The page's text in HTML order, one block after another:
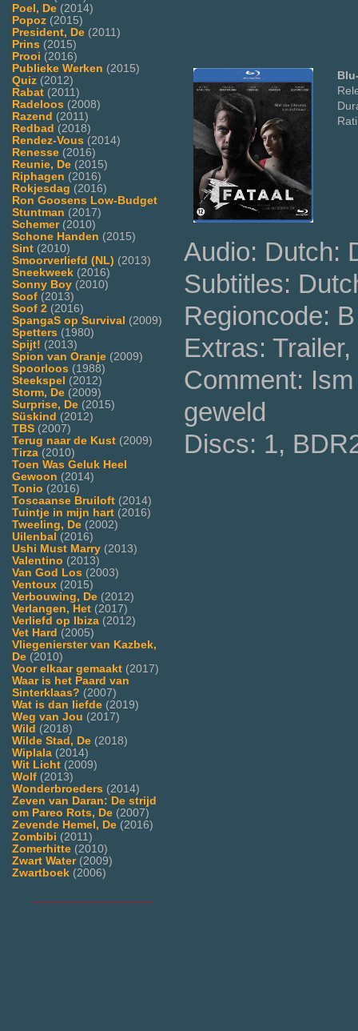
Poel, De (2014)
Popoz (2015)
President, De (2011)
Prins (2015)
Prooi (2016)
Publieke Werken (2015)
Quiz (2012)
Rabat (2011)
Radeloos (2008)
Razend (2011)
Redbad (2018)
Rendez-Vous (2014)
Renesse (2016)
Reunie, De (2015)
Riphagen (2016)
Rokjesdag (2016)
Ron Goosens Low-Budget
Stuntman (2017)
Schemer(2010)
Schone Handen (2015)
Sint (2010)
Smoorverliefd (NL) (2013)
Sneekweek (2016)
Sonny Boy (2010)
Soof (2013)
Soof 2 (2016)
SpangaS op Survival (2009)
Spetters (1980)
Spijt! (2013)
Spion van Oranje (2009)
Spoorloos (1988)
Steekspel (2012)
Storm, De (2009)
Surprise, De (2015)
Süskind (2012)
TBS (2007)
Terug naar de Kust (2009)
Tirza (2010)
Toen Was Geluk Heel
Gewoon (2014)
Tonio (2016)
Toscaanse Bruiloft (2014)
Tuintje in mijn hart (2016)
Tweeling, De (2002)
Uilenbal (2016)
Ushi Must Marry (2013)
Valentino (2013)
Van God Los (2003)
Ventoux (2015)
Verbouwing, De (2012)
Verlangen, Het (2017)
Verliefd op Ibiza (2012)
Vet Hard (2005)
Vliegenierster van Kazbek,
De (2010)
Voor elkaar gemaakt (2017)
Waar is het Paard van
Sinterklaas? (2007)
Wat is dan liefde (2019)
Weg van Jou (2017)
Wild (2018)
Wilde Stad, De (2018)
Wiplala (2014)
Wit Licht (2009)
Wolf (2013)
Wonderbroeders (2014)
Zeven van Daran: De strijd
om Pareo Rots, De (2007)
Zevende Hemel, De (2016)
Zombibi (2011)
Zomerhitte (2010)
Zwart Water(2009)
Zwartboek (2006)
Audio: Dutch:
Subtitles:
Regioncode:
Extras:
Comment:
geweld
Discs: 1,